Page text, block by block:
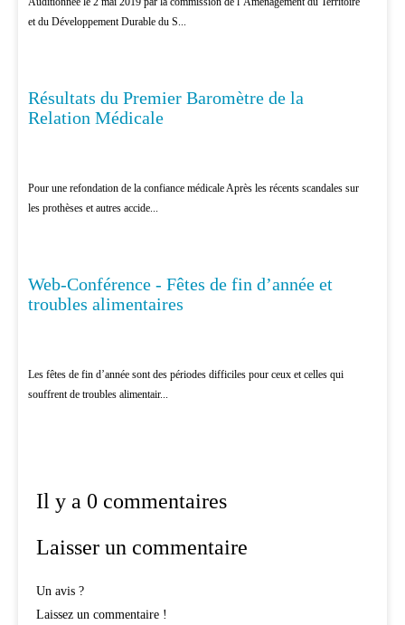
et du Développement Durable du S...
PATIENTS
Résultats du Premier Baromètre de la
Relation Médicale
Pour une refondation de la confiance médicale Après les récents scandales sur
les prothèses et autres accide...
EDUCATION THÉRAPEUTIQUE
Web-Conférence - Fêtes de fin d’année et
troubles alimentaires
Les fêtes de fin d’année sont des périodes difficiles pour ceux et celles qui
souffrent de troubles alimentair...
Il y a 0 commentaires
Laisser un commentaire
Un avis ?
Laissez un commentaire !